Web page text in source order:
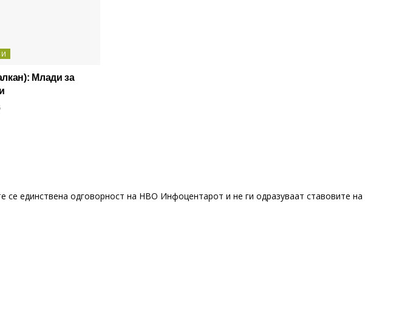
Млади за
се единствена одговорност на НВО Инфоцентарот и не ги одразуваат ставовите на